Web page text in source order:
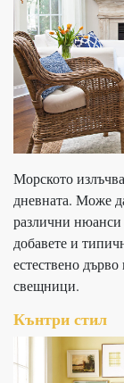
Морското
дневната. Може
различни
добавете и
естествено
свещници.
Кънтри стил